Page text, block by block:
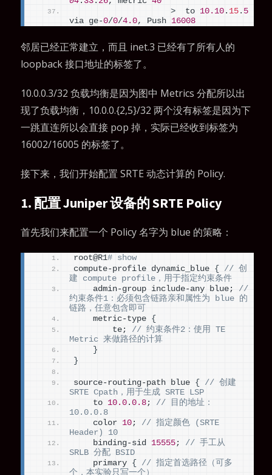
>
  to
10.10 . 15 . 5
via ge-0/0/4.0, Push 16008
邻居已经正常建立，而且 inet.3 已经有了所有人的
loopback 接口地址的标签了。
10.0.0.3/32 负载均衡是因为图中 Metrics 分配所以出
现了负载均衡，10.0.0.{2,5}/32 两个没有标签是因为下
一跳直连所以会直接 pop 掉，实际已经收到标签为
16002/16005 的标签了。
接下来，我们开始配置 SRTE 动态计算的 Policy.
1. 配置 Juniper 设备的 SRTE Policy
首先我们来配置一个 Policy 名字为 blue 的策略：
root@R1# show
compute-profile dynamic_blue {
// 创
建 compute profile，用于指定约束条件
    admin-group include-any blue;
//
约束条件1：必须包含链路亲和属性为 blue 的
链路，任意包含即可
    metric-type
{
        te;
// 约束条件2：使用 TE
Metric 来做路径的计算
}
}
source-routing-path blue {
// 创建
SRTE Cpath，用于生成 SRTE LSP
    to
10.0 .0.8 ; // 目的地址：
10.0.0.8
    color
10 ; // 指定颜色 (SRTE
Header) 10
    binding-sid
15555 ; // 手工从
SRLB 分配 BSID
    primary
{
// 指定首选路径（可多
个，本实验只写一个）